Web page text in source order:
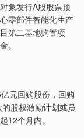
象发行A股股票预
零部件智能化生产
第二基地购置项
。
元回购股份，回购
股权激励计划或员
12个月内。